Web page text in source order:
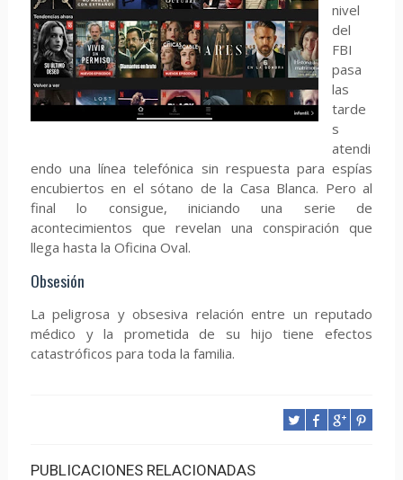
nivel
del
FBI
pasa
las
tarde
s
atendi
endo una línea telefónica sin respuesta para espías
encubiertos en el sótano de la Casa Blanca. Pero al
final lo consigue, iniciando una serie de
acontecimientos que revelan una conspiración que
llega hasta la Oficina Oval.
Obsesión
La peligrosa y obsesiva relación entre un reputado
médico y la prometida de su hijo tiene efectos
catastróficos para toda la familia.
PUBLICACIONES RELACIONADAS